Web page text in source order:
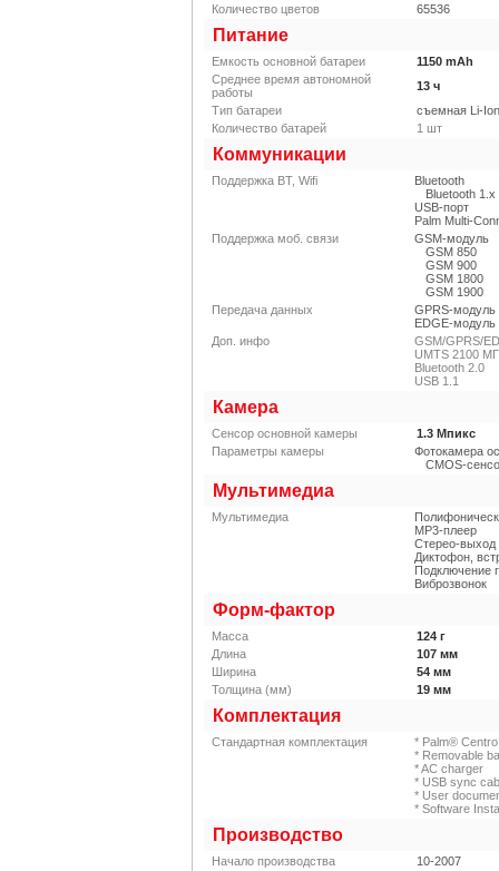
Количество цветов
65536
Питание
Емкость основной батареи 1150 mAh
Среднее время автономной
работы
13 ч
Тип батареи
съемная Li-Ion
Количество батарей
1 шт
Коммуникации
Поддержка BT, Wifi
Bluetooth
Bluetooth 1.x
USB-порт
Palm Multi-
Поддержка моб. связи
GSM-модуль
GSM 850
GSM 900
GSM 1800
GSM 1900
Передача данных
GPRS-модуль
EDGE-модуль
Доп. инфо
GSM/GPRS/
UMTS 2100
Bluetooth 2.0
USB 1.1
Камера
Сенсор основной камеры 1.3 Мпикс
Параметры камеры
Фотокамера
CMOS-
Мультимедиа
Мультимедиа
MP3-плеер
Стерео-выход
Диктофон,
Подключение
Виброзвонок
Форм-фактор
Масса 124 г
Длина
107 мм
Ширина
54 мм
Толщина (мм)
19 мм
Комплектация
Стандартная комплектация
* Palm®
* Removable
* AC charger
* USB sync
* User
* Software
Производство
Начало производства
10-2007